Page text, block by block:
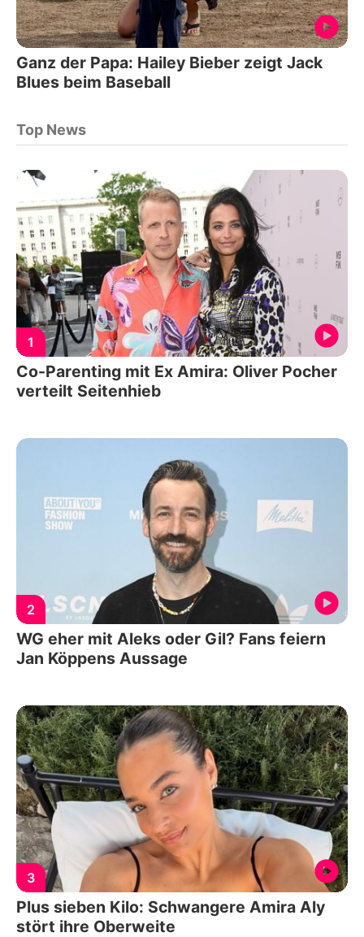
Ganz der Papa: Hailey Bieber zeigt Jack
Blues beim Baseball
Top News
1
Co-Parenting mit Ex Amira: Oliver Pocher
verteilt Seitenhieb
2
WG eher mit Aleks oder Gil? Fans feiern
Jan Köppens Aussage
3
Plus sieben Kilo: Schwangere Amira Aly
stört ihre Oberweite